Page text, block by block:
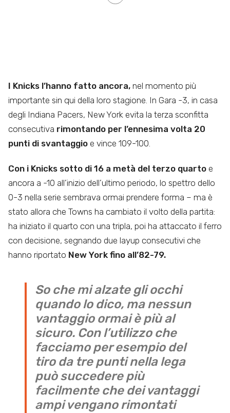
I Knicks l’hanno fatto ancora, nel momento più
importante sin qui della loro stagione. In Gara -3, in casa
degli Indiana Pacers, New York evita la terza sconfitta
consecutiva rimontando per l’ennesima volta 20
punti di svantaggio e vince 109-100.
Con i Knicks sotto di 16 a metà del terzo quarto e
ancora a -10 all’inizio dell’ultimo periodo, lo spettro dello
0-3 nella serie sembrava ormai prendere forma – ma è
stato allora che Towns ha cambiato il volto della partita:
ha iniziato il quarto con una tripla, poi ha attaccato il ferro
con decisione, segnando due layup consecutivi che
hanno riportato New York fino all’82-79.
So che mi alzate gli occhi
quando lo dico, ma nessun
vantaggio ormai è più al
sicuro. Con l’utilizzo che
facciamo per esempio del
tiro da tre punti nella lega
può succedere più
facilmente che dei vantaggi
ampi vengano rimontati